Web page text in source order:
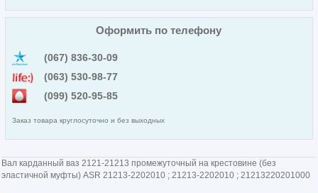
Оформить по телефону
(067) 836-30-09
(063) 530-98-77
(099) 520-95-85
Заказ товара круглосуточно и без выходных
Вал карданный ваз 2121-21213 промежуточный на крестовине (без
эластичной муфты) ASR 21213-2202010 ; 21213-2202010 ; 21213220201000